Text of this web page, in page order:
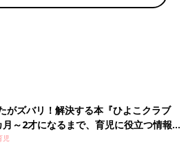
がズバリ！解決する本『ひよこクラブ
～2才になるまで、育児に役立つ情報が
児